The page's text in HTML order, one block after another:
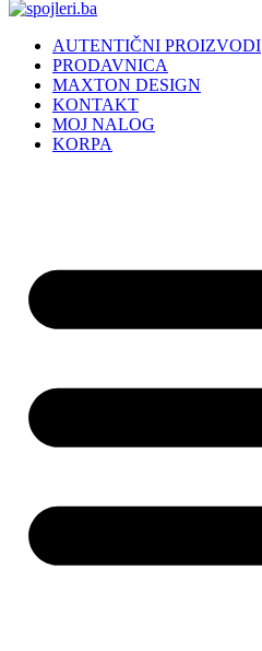
AUTENTIČNI PROIZVODI
PRODAVNICA
MAXTON DESIGN
KONTAKT
MOJ NALOG
KORPA